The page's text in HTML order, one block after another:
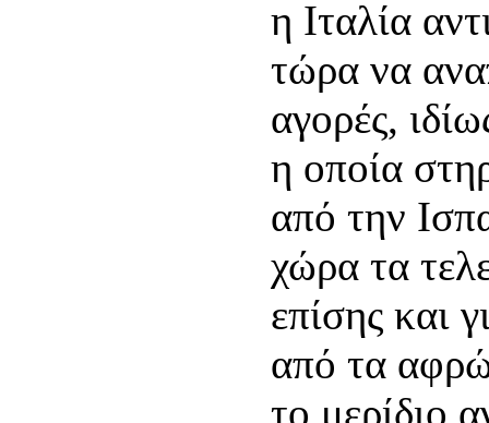
η Ιταλία
τώρα να
αγορές,
η οποία
από την
χώρα τα
επίσης και
από τα
το μερίδιο